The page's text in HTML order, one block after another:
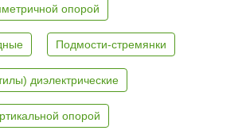
опорой
Подмости-стремянки
диэлектрические
опорой